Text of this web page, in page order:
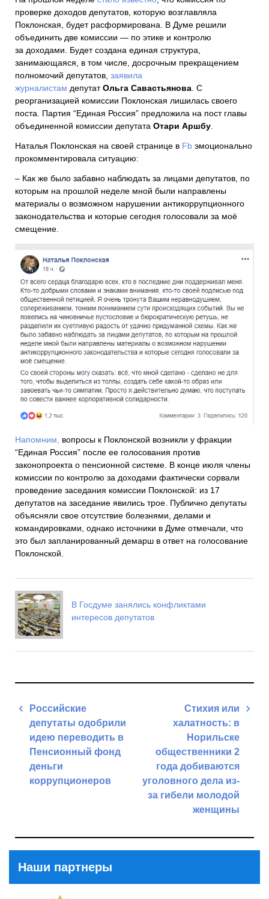
проверке доходов депутатов, которую возглавляла
Поклонская, будет расформирована. В Думе решили
объединить две комиссии — по этике и контролю
за доходами. Будет создана единая структура,
занимающаяся, в том числе, досрочным прекращением
полномочий депутатов, заявила
журналистам депутатОльга Савастьянова. С
реорганизацией комиссии Поклонская лишилась своего
поста. Партия “Единая Россия” предложила на пост главы
объединенной комиссии депутата Отари Аршбу.
Наталья Поклонская на своей странице в Fb эмоционально
прокомментировала ситуацию:
– Как же было забавно наблюдать за лицами депутатов, по
которым на прошлой неделе мной были направлены
материалы о возможном нарушении антикоррупционного
законодательства и которые сегодня голосовали за моё
смещение.
Напомним,
вопросы к Поклонской возникли у фракции
“Единая Россия” после ее голосования против
законопроекта о пенсионной системе. В конце июля члены
комиссии по контролю за доходами фактически сорвали
проведение заседания комиссии Поклонской: из 17
депутатов на заседание явились трое. Публично депутаты
объясняли свое отсутствие болезнями, делами и
командировками, однако источники в Думе отмечали, что
это был запланированный демарш в ответ на голосование
Поклонской.
В Госдуме занялись конфликтами
интересов депутатов
Навигация
записям
Российские
депутаты одобрили
идею переводить в
Пенсионный фонд
деньги
коррупционеров
Стихия или
халатность: в
Норильске
общественники 2
года добиваются
уголовного дела из-
за гибели молодой
женщины
Наши партнеры